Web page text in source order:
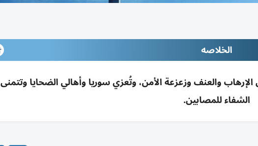
الخلاصه
والعنف وزعزعة الأمن، وتُعزي سوريا وأهالي الضحايا وتتمنى
الشفاء للمصابين.